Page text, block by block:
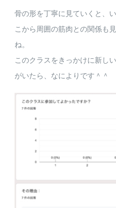
骨の形を丁寧に見ていくと、
こから周囲の筋肉との関係も
ね。
このクラスをきっかけに新し
がいたら、なによりです＾＾